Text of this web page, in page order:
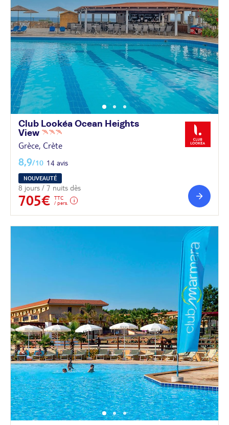
Club Lookéa Ocean Heights
View
Grèce, Crète
8,9/10 14 avis
NOUVEAUTÉ
8 jours / 7 nuits dès
705€
TTC
/ pers.